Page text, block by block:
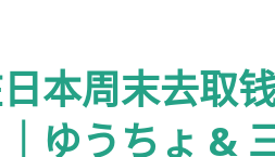
① 准备并填写【手数料纳
www.moj.go.jp/isa/
请受理编号 右下角： 本
日本周末去取
ゆうちょ &